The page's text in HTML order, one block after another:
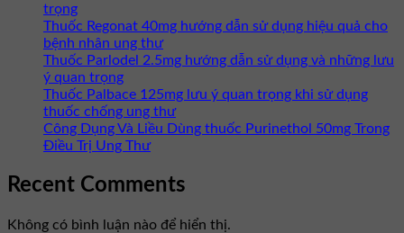
trọng
Thuốc Regonat 40mg hướng dẫn sử dụng hiệu quả cho
bệnh nhân ung thư
Thuốc Parlodel 2.5mg hướng dẫn sử dụng và những lưu
ý quan trọng
Thuốc Palbace 125mg lưu ý quan trọng khi sử dụng
thuốc chống ung thư
Công Dụng Và Liều Dùng thuốc Purinethol 50mg Trong
Điều Trị Ung Thư
Recent Comments
Không có bình luận nào để hiển thị.